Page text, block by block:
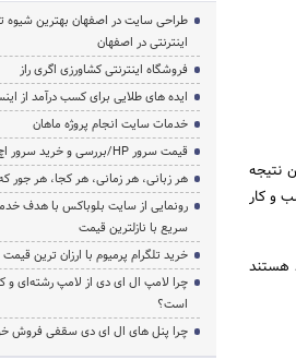
نتیجه
و کار
هستند
طراحی سایت در اصفهان بهترین شیوه
اینترنتی در اصفهان
فروشگاه اینترنتی کشاورزی اگری راز
ایده های طلایی برای کسب درآمد از
خدمات سایت انجام پروژه ماهان
قیمت سرور HP/بررسی و خرید سرور اچ پی
هر زبانی، هر زمانی، هر کجا، هر جور
رونمایی از سایت بلوباکس با هدف
سریع با نازلترین قیمت
خرید تلگرام پرمیوم با ارزان ترین قیمت
چرا لامپ ال ای دی از لامپ رشته‌ای و
است؟
چرا پنل های ال ای دی سقفی فروش